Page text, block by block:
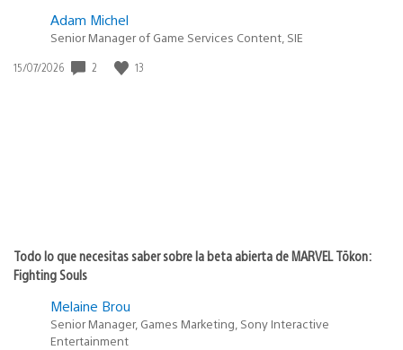
Adam Michel
Senior Manager of Game Services Content, SIE
Fecha
15/07/2026 2 13
Todo lo que necesitas saber sobre la beta abierta de MARVEL Tōkon:
Fighting Souls
Melaine Brou
Senior Manager, Games Marketing, Sony Interactive
Entertainment